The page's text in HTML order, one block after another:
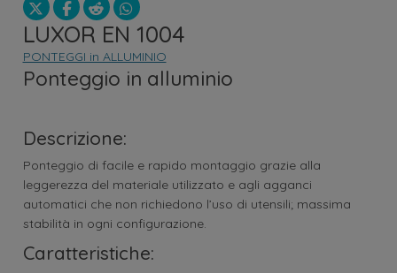
LUXOR EN 1004
PONTEGGI in ALLUMINIO
Ponteggio in alluminio
Descrizione:
Ponteggio di facile e rapido montaggio grazie alla
leggerezza del materiale utilizzato e agli agganci
automatici che non richiedono l’uso di utensili; massima
stabilità in ogni configurazione.
Caratteristiche: